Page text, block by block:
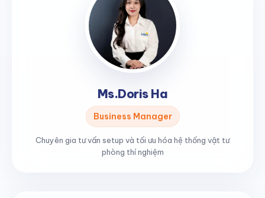
Ms.Doris Ha
Business Manager
Chuyên gia tư vấn setup và tối ưu hóa hệ thống vật tư
phòng thí nghiệm